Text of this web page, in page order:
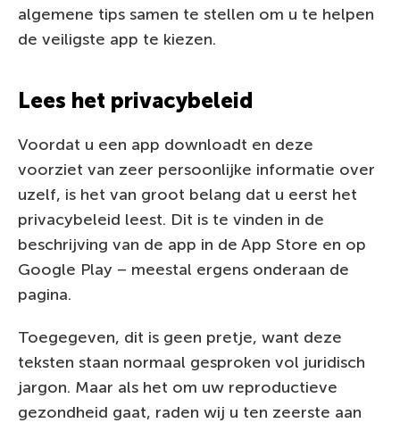
algemene tips samen te stellen om u te helpen
de veiligste app te kiezen.
Lees het privacybeleid
Voordat u een app downloadt en deze
voorziet van zeer persoonlijke informatie over
uzelf, is het van groot belang dat u eerst het
privacybeleid leest. Dit is te vinden in de
beschrijving van de app in de App Store en op
Google Play – meestal ergens onderaan de
pagina.
Toegegeven, dit is geen pretje, want deze
teksten staan normaal gesproken vol juridisch
jargon. Maar als het om uw reproductieve
gezondheid gaat, raden wij u ten zeerste aan